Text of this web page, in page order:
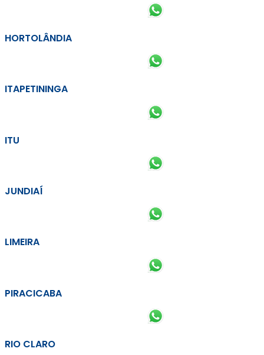
HORTOLÂNDIA
ITAPETININGA
ITU
JUNDIAÍ
LIMEIRA
PIRACICABA
RIO CLARO